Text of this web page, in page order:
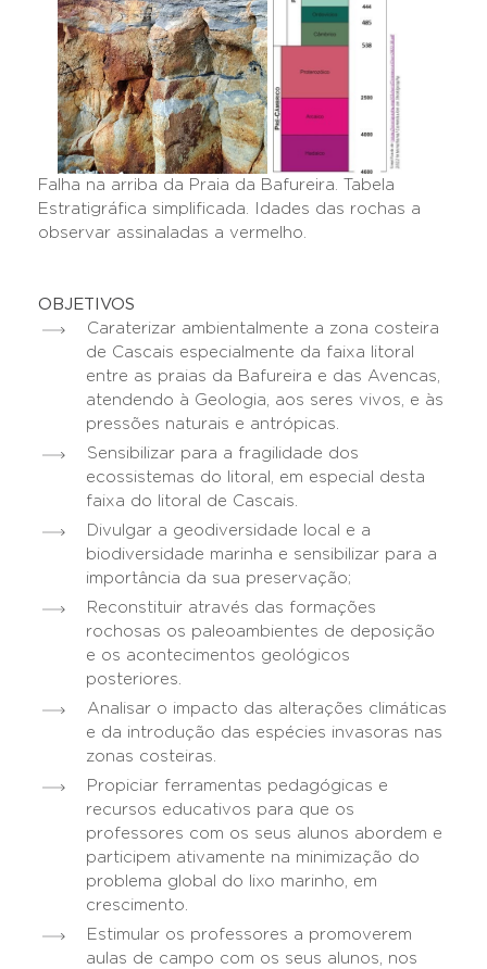
Falha na arriba da Praia da Bafureira. Tabela
Estratigráfica simplificada. Idades das rochas a
observar assinaladas a vermelho.
OBJETIVOS
Caraterizar ambientalmente a zona costeira
de Cascais especialmente da faixa litoral
entre as praias da Bafureira e das Avencas,
atendendo à Geologia, aos seres vivos, e às
pressões naturais e antrópicas.
Sensibilizar para a fragilidade dos
ecossistemas do litoral, em especial desta
faixa do litoral de Cascais.
Divulgar a geodiversidade local e a
biodiversidade marinha e sensibilizar para a
importância da sua preservação;
Reconstituir através das formações
rochosas os paleoambientes de deposição
e os acontecimentos geológicos
posteriores.
Analisar o impacto das alterações climáticas
e da introdução das espécies invasoras nas
zonas costeiras.
Propiciar ferramentas pedagógicas e
recursos educativos para que os
professores com os seus alunos abordem e
participem ativamente na minimização do
problema global do lixo marinho, em
crescimento.
Estimular os professores a promoverem
aulas de campo com os seus alunos, nos